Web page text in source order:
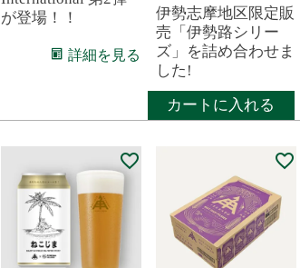
が登場！！
詳細を見る
伊勢志摩地区限定販
売「伊勢路シリー
ズ」を詰め合わせま
した!
カートに入れる